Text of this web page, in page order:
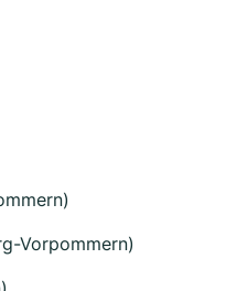
Vorpommern)